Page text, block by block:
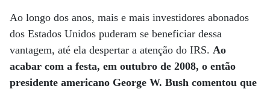
Ao longo dos anos, mais e mais investidores abonados
dos Estados Unidos puderam se beneficiar dessa
vantagem, até ela despertar a atenção do IRS. Ao
acabar com a festa, em outubro de 2008, o então
presidente americano George W. Bush comentou que